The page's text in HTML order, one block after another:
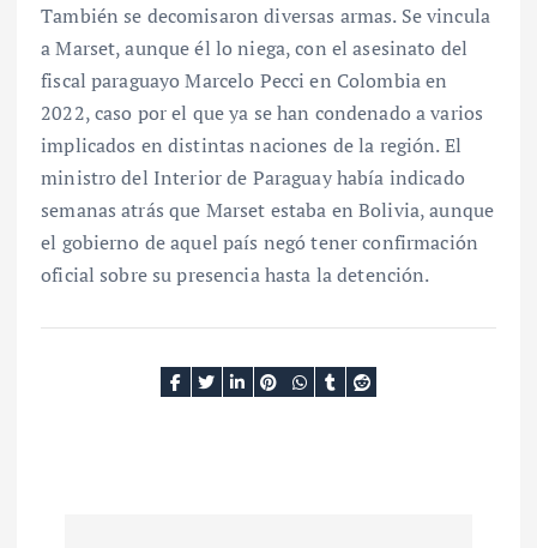
También se decomisaron diversas armas. Se vincula
a Marset, aunque él lo niega, con el asesinato del
fiscal paraguayo Marcelo Pecci en Colombia en
2022, caso por el que ya se han condenado a varios
implicados en distintas naciones de la región. El
ministro del Interior de Paraguay había indicado
semanas atrás que Marset estaba en Bolivia, aunque
el gobierno de aquel país negó tener confirmación
oficial sobre su presencia hasta la detención.